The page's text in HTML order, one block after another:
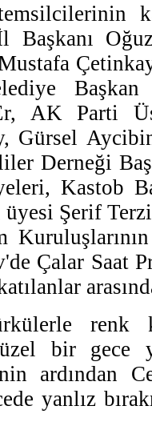
Başkan
AK Parti
Gürsel
Derneği
Kastob
Şerif
Çalar Saat
renk
bir gece
ardından
yanlız